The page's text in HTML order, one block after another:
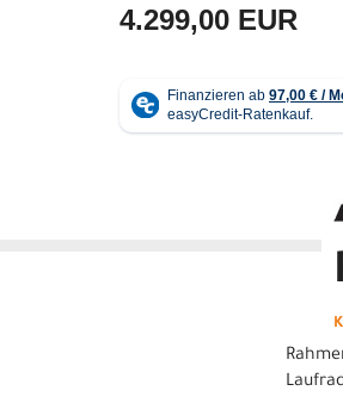
4.299,00 EUR